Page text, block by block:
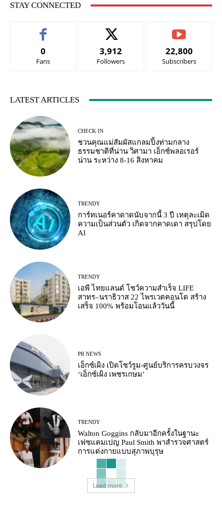
STAY CONNECTED
0
Fans
3,912
Followers
22,800
Subscribers
LATEST ARTICLES
CHECK IN
ชวนคุณแม่สัมผัสแกลมปิ้งท่ามกลาง
ธรรมชาติที่น่าน วิศามา เอ็กซ์พลอเรอร์
น่าน ระหว่าง 8-16 สิงหาคม
TRENDY
การ์ทเนอร์คาดาดนับจากนี้ 3 ปี เหตุละเมิด
ความเป็นส่วนตัว เกิดจากคาดเดา สรุปโดย
AI
TRENDY
เอพี ไทยแลนด์ โชว์ความสำเร็จ LIFE
สาทร–นราธิวาส 22 ไพรเวตคอนโด สร้าง
เสร็จ 100% พร้อมโอนแล้ววันนี้
PR NEWS
เอ็กซ์เผิง เปิดโชว์รูม-ศูนย์บริการครบวงจร
‘เอ็กซ์เผิง เพชรเกษม’
TRENDY
Walton Goggins กลับมาอีกครั้งในฐานะ
เฟซแคมเปญ Paul Smith พาสำรวจศาสตร์
การแต่งกายแบบสุภาพบุรุษ
Load more